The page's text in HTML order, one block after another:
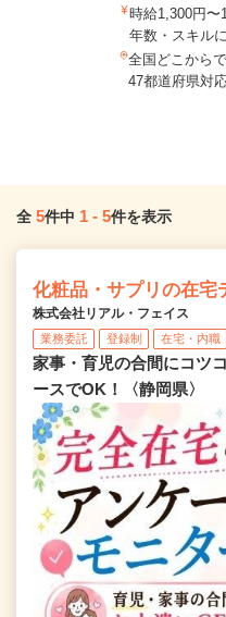
時給1,300円
年数・スキル
全国どこから
47都道府県対
全 5件中 1 - 5件を表示
化粧品・サプリの在宅
株式会社リアル・フェイス
業務委託 登録制 在宅・内職
家事・育児の合間にコツ
ースでOK！〈静岡県〉